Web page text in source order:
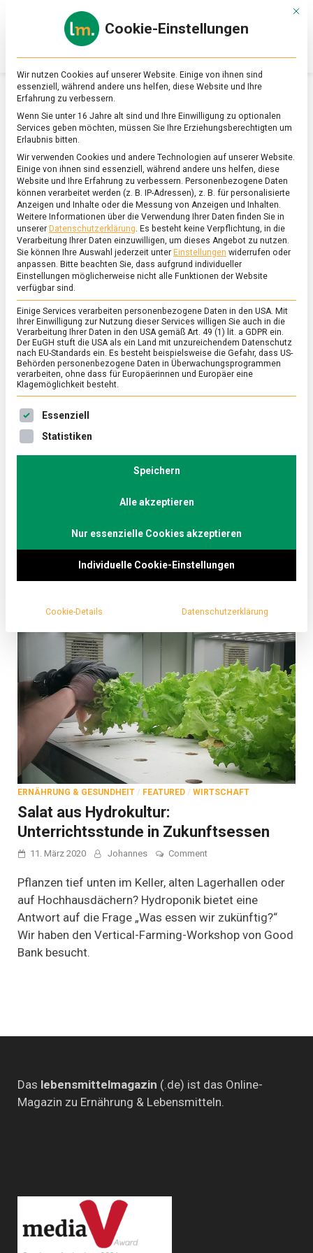
Online-
Magazin
zu
&
Ernährung
SCHLAGWORT:AQUAPONIK
FEATURED/WIRTSCHAFT
Aktionswoche „FischGewiss“: Eine
Woche für mehr nachhaltigen
Fischkonsum
12. Oktober 2020
Unter dem Motto „Genuss mit Zukunft“ startet heute
die Aktionswoche „FischGewiss“ von ASC und MSC,
wirbt. Partner der Kampagne sind Unternehmen aus
ERNÄHRUNG & GESUNDHEIT / FEATURED / WIRTSCHAFT
Salat aus Hydrokultur:
Unterrichtsstunde in Zukunftsessen
11. März 2020 Johannes Commenton
Hydrokultur:
Unterrichtsstunde
in
Pflanzen tief unten im Keller, alten Lagerhallen oder
auf Hochhausdächern? Hydroponik bietet eine
Antwort auf die Frage „Was essen wir zukünftig?“
Wir haben den Vertical-Farming-Workshop von Good
Bank besucht.
Das lebensmittelmagazin (.de) ist das Online-
Magazin zu Ernährung & Lebensmitteln.
Mit
Cookie-Einstellungen
Wir nutzen Cookies auf unserer Website. Einige von ihnen sind
essenziell, während andere uns helfen, diese Website und Ihre
Erfahrung zu verbessern.
Wenn Sie unter 16 Jahre alt sind und Ihre Einwilligung zu optionalen
Services geben möchten, müssen Sie Ihre Erziehungsberechtigten um
Erlaubnis bitten.
Wir verwenden Cookies und andere Technologien auf unserer Website.
Einige von ihnen sind essenziell, während andere uns helfen, diese
Website und Ihre Erfahrung zu verbessern. Personenbezogene Daten
können verarbeitet werden (z. B. IP-Adressen), z. B. für personalisierte
Anzeigen und Inhalte oder die Messung von Anzeigen und Inhalten.
Weitere Informationen über die Verwendung Ihrer Daten finden Sie in
unserer Datenschutzerklärung. Es besteht keine Verpflichtung, in die
Verarbeitung Ihrer Daten einzuwilligen, um dieses Angebot zu nutzen.
Sie können Ihre Auswahl jederzeit unter Einstellungen widerrufen oder
anpassen. Bitte beachten Sie, dass aufgrund individueller
Einstellungen möglicherweise nicht alle Funktionen der Website
verfügbar sind.
Einige Services verarbeiten personenbezogene Daten in den USA. Mit
Ihrer Einwilligung zur Nutzung dieser Services willigen Sie auch in die
Verarbeitung Ihrer Daten in den USA gemäß Art. 49 (1) lit. a GDPR ein.
Der EuGH stuft die USA als ein Land mit unzureichendem Datenschutz
nach EU-Standards ein. Es besteht beispielsweise die Gefahr, dass US-
Behörden personenbezogene Daten in Überwachungsprogrammen
verarbeiten, ohne dass für Europäerinnen und Europäer eine
Klagemöglichkeit besteht.
Es folgt eine Liste der Service-Gruppen, für die eine
Essenziell
Statistiken
Speichern
Alle akzeptieren
Nur essenzielle Cookies akzeptieren
Individuelle Cookie-Einstellungen
Cookie-Details Datenschutzerklärung